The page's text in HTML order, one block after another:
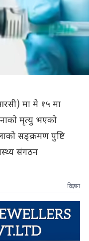
मा मे १५ मा
मृत्यु भएको
सङ्क्रमण पुष्टि
संगठन
विज्ञापन